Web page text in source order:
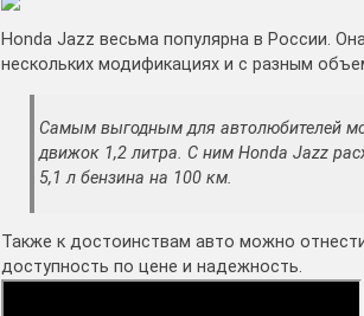
Honda Jazz весьма популярна в России.
нескольких модификациях и с разным
Самым выгодным для автолюбителей
движок 1,2 литра. С ним Honda Jazz
5,1 л бензина на 100 км.
Также к достоинствам авто можно
доступность по цене и надежность.